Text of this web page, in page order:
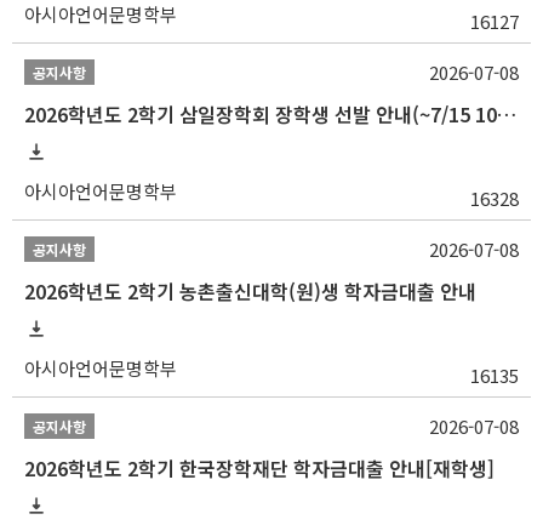
아시아언어문명학부 16127
공지사항
2026학년도 2학기 삼일장학회 장학생 선발 안내(~7/15 10:00)
아시아언어문명학부 16328
2026-07-08
공지사항
2026학년도 2학기 농촌출신대학(원)생 학자금대출 안내
아시아언어문명학부 16135
2026-07-08
공지사항
2026학년도 2학기 한국장학재단 학자금대출 안내[재학생]
2026-07-08